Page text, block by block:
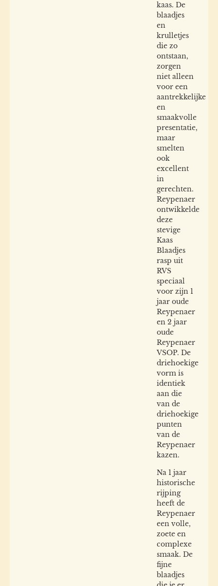
kaas. De
blaadjes
en
krulletjes
die zo
ontstaan,
zorgen
niet alleen
voor een
aantrekkelijke
en
smaakvolle
presentatie,
maar
smelten
ook
excellent
in
gerechten.
Reypenaer
ontwikkelde
deze
stevige
Kaas
Blaadjes
rasp uit
RVS
speciaal
voor zijn 1
jaar oude
Reypenaer
en 2 jaar
oude
Reypenaer
VSOP. De
driehoekige
vorm is
identiek
aan die
van de
driehoekige
punten
van de
Reypenaer
kazen.
Na 1 jaar
historische
rijping
heeft de
Reypenaer
een volle,
zoete en
complexe
smaak. De
fijne
blaadjes